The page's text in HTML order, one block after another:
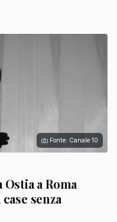
Fonte: Canale 10
a Roma
senza